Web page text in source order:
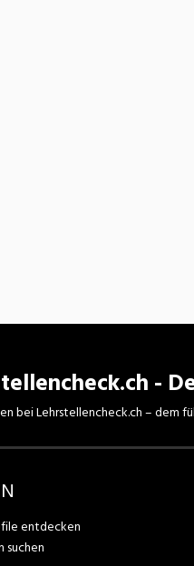
-
bei Lehrstellencheck.ch – dem
entdecken
suchen